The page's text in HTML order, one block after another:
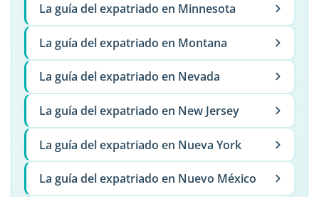
La guía del expatriado en Minnesota
La guía del expatriado en Montana
La guía del expatriado en Nevada
La guía del expatriado en New Jersey
La guía del expatriado en Nueva York
La guía del expatriado en Nuevo México